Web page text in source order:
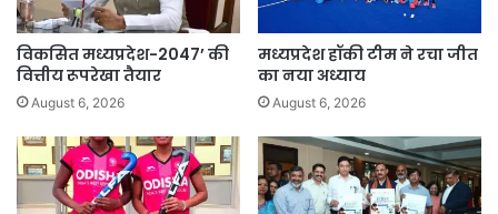
विकसित मध्यप्रदेश-2047’ की
वित्तीय रूपरेखा तैयार
August 6, 2026
मध्यप्रदेश हॉकी टीम ने रचा जीत
का नया अध्याय
August 6, 2026